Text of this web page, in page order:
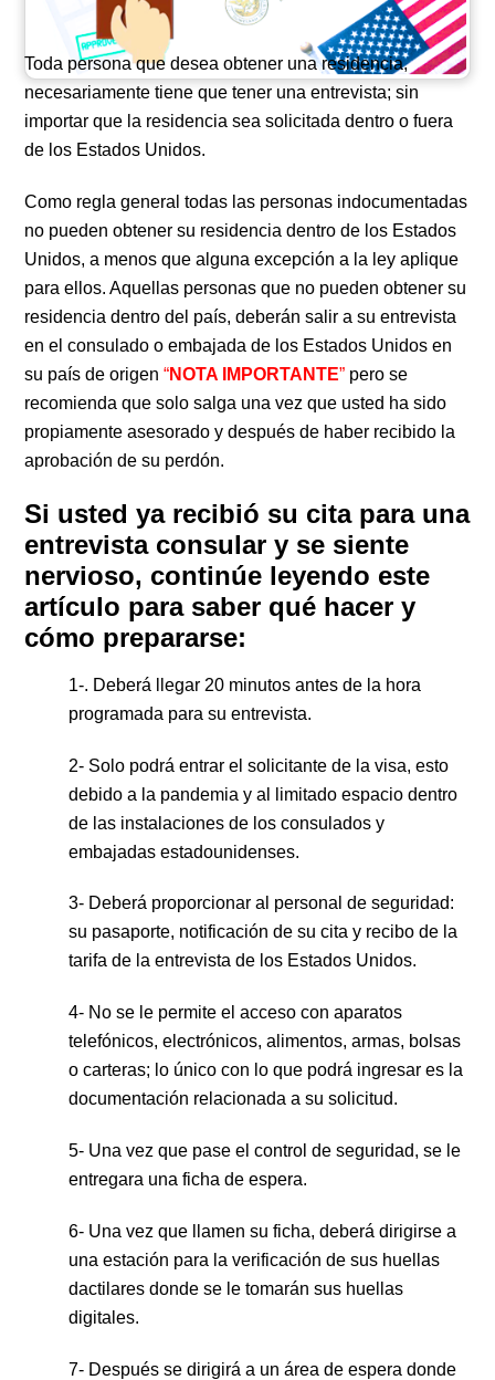
Toda persona que desea obtener una residencia,
necesariamente tiene que tener una entrevista; sin
importar que la residencia sea solicitada dentro o fuera
de los Estados Unidos.
Como regla general todas las personas indocumentadas
no pueden obtener su residencia dentro de los Estados
Unidos, a menos que alguna excepción a la ley aplique
para ellos. Aquellas personas que no pueden obtener su
residencia dentro del país, deberán salir a su entrevista
en el consulado o embajada de los Estados Unidos en
su país de origen“NOTA IMPORTANTE” pero se
recomienda que solo salga una vez que usted ha sido
propiamente asesorado y después de haber recibido la
aprobación de su perdón.
Si usted ya recibió su cita para una
entrevista consular y se siente
nervioso, continúe leyendo este
artículo para saber qué hacer y
cómo prepararse:
1-. Deberá llegar 20 minutos antes de la hora
programada para su entrevista.
2- Solo podrá entrar el solicitante de la visa, esto
debido a la pandemia y al limitado espacio dentro
de las instalaciones de los consulados y
embajadas estadounidenses.
3- Deberá proporcionar al personal de seguridad:
su pasaporte, notificación de su cita y recibo de la
tarifa de la entrevista de los Estados Unidos.
4- No se le permite el acceso con aparatos
telefónicos, electrónicos, alimentos, armas, bolsas
o carteras; lo único con lo que podrá ingresar es la
documentación relacionada a su solicitud.
5- Una vez que pase el control de seguridad, se le
entregara una ficha de espera.
6- Una vez que llamen su ficha, deberá dirigirse a
una estación para la verificación de sus huellas
dactilares donde se le tomarán sus huellas
digitales.
7- Después se dirigirá a un área de espera donde